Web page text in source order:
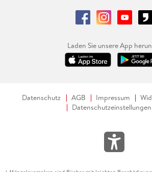
Laden Sie unsere App
Datenschutz AGB Impressum
Datenschutzeinstellungen